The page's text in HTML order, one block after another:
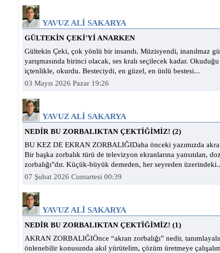
YAVUZ ALİ SAKARYA
GÜLTEKİN ÇEKİ'Yİ ANARKEN
Gültekin Çeki, çok yönlü bir insandı. Müzisyendi, inanılmaz
yarışmasında birinci olacak, ses kralı seçilecek kadar.
içtenlikle, okurdu. Besteciydi, en güzel, en ünlü bestesi...
03 Mayıs 2026 Pazar 19:26
YAVUZ ALİ SAKARYA
NEDİR BU ZORBALIKTAN ÇEKTİĞİMİZ! (2)
BU KEZ DE EKRAN ZORBALIĞIDaha önceki yazımızda
Bir başka zorbalık türü de televizyon ekranlarına yansıtılan,
zorbalığı"dır. Küçük-büyük demeden, her seyreden
07 Şubat 2026 Cumartesi 00:39
YAVUZ ALİ SAKARYA
NEDİR BU ZORBALIKTAN ÇEKTİĞİMİZ! (1)
AKRAN ZORBALIĞIÖnce “akran zorbalığı” nedir,
önlenebilir konusunda akıl yürütelim, çözüm üretmeye